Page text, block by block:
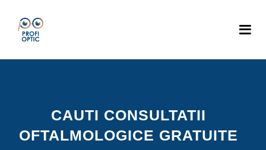
CAUTI CONSULTATII
OFTALMOLOGICE GRATUITE